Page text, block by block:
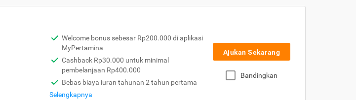
Welcome bonus sebesar Rp200.000 di aplikasi
MyPertamina
Cashback Rp30.000 untuk minimal
pembelanjaan Rp400.000
Bebas biaya iuran tahunan 2 tahun pertama
Selengkapnya
Ajukan Sekarang
Bandingkan